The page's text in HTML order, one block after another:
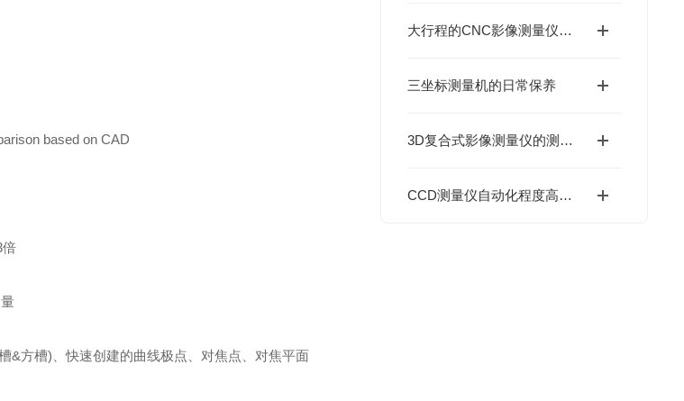
大行程的CNC影像测量仪软件上的一些功能特点
三坐标测量机的日常保养
3D复合式影像测量仪的测量原理与操作技巧
CCD测量仪自动化程度高、操作简单
based on CAD
倍
&方槽)、快速创建的曲线极点、对焦点、对焦平面